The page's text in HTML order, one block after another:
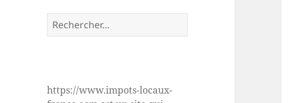
Rechercher :
https://www.impots-locaux-